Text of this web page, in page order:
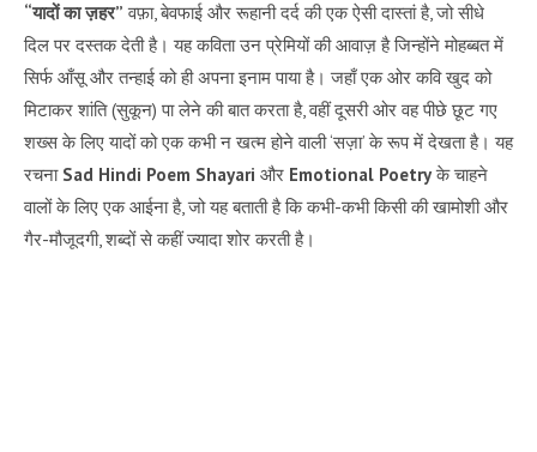
“यादों का ज़हर” वफ़ा, बेवफाई और रूहानी दर्द की एक ऐसी दास्तां है, जो सीधे
दिल पर दस्तक देती है। यह कविता उन प्रेमियों की आवाज़ है जिन्होंने मोहब्बत में
सिर्फ आँसू और तन्हाई को ही अपना इनाम पाया है। जहाँ एक ओर कवि खुद को
मिटाकर शांति (सुकून) पा लेने की बात करता है, वहीं दूसरी ओर वह पीछे छूट गए
शख्स के लिए यादों को एक कभी न खत्म होने वाली ‘सज़ा’ के रूप में देखता है। यह
रचना Sad Hindi Poem Shayari और Emotional Poetryके चाहने
वालों के लिए एक आईना है, जो यह बताती है कि कभी-कभी किसी की खामोशी और
गैर-मौजूदगी, शब्दों से कहीं ज्यादा शोर करती है।